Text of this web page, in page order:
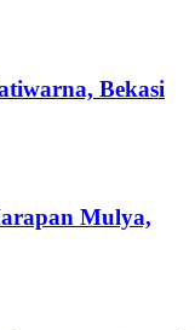
Bekasi
Mulya,